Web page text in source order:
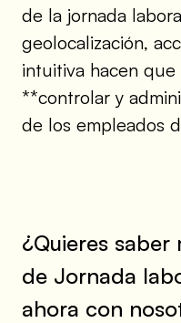
de la jornada
geolocalización,
intuitiva hacen que
**controlar y
de los empleados
¿Quieres
de Jornada
ahora con